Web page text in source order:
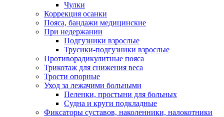
Чулки
Коррекция осанки
Пояса, бандажи медицинские
При недержании
Подгузники взрослые
Трусики-подгузники взрослые
Противорадикулитные пояса
Трикотаж для снижения веса
Трости опорные
Уход за лежачими больными
Пеленки, простыни для больных
Судна и круги подкладные
Фиксаторы суставов, наколенники, налокотники